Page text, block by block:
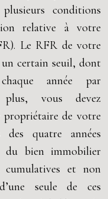
conditions
relative à votre
Le RFR de votre
certain seuil, dont
année par
plus, vous devez
propriétaire de votre
quatre années
du bien immobilier
cumulatives et non
seule de ces